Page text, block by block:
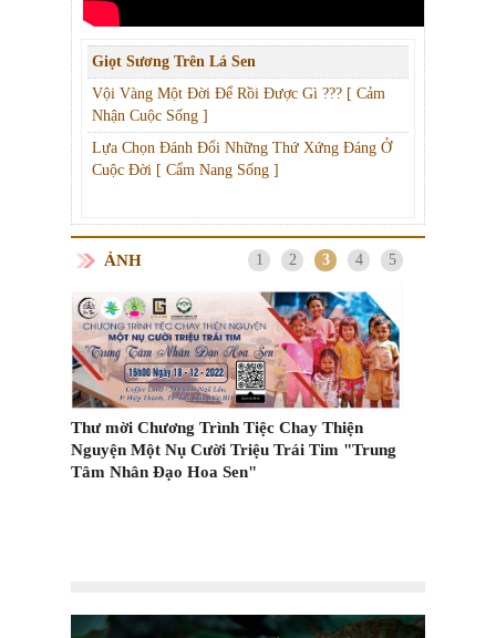
Giọt Sương Trên Lá Sen
Vội Vàng Một Đời Để Rồi Được Gì ??? [ Cảm
Nhận Cuộc Sống ]
Lựa Chọn Đánh Đổi Những Thứ Xứng Đáng Ở
Cuộc Đời [ Cẩm Nang Sống ]
ẢNH
Thư mời Chương Trình Tiệc Chay Thiện
Nguyện Một Nụ Cười Triệu Trái Tim "Trung
Tâm Nhân Đạo Hoa Sen"
1 2 3 4 5